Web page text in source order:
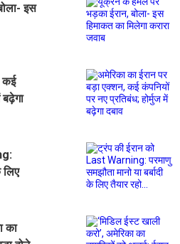
इस
कई
लिए
का